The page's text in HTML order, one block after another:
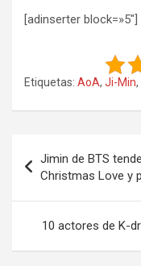
[adinserter block=»5″]
Etiquetas: AoA, Ji-Min,
de
entradas
Jimin de BTS
Christmas Love y
10 actores de K-